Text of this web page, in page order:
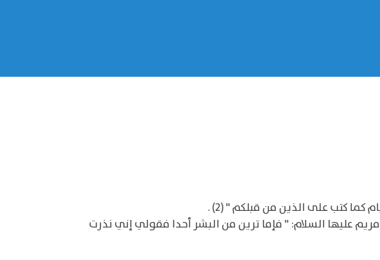
كتب على الذين من قبلكم " (2) .
عليها السلام: " فإما ترين من البشر أحدا فقولي إني نذرت